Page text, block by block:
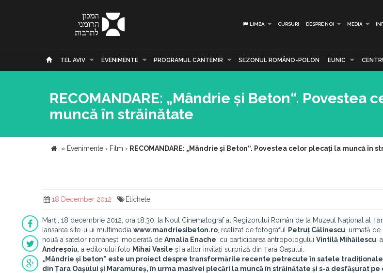
LIMBA CURSURI DESPRE NOI MEDIA
TEL AVIV EVENIMENTE PROGRAMUL CANTEMIR SEZONUL ROMÂNO-POLON EUNIC
RECOMANDARE: „Mândrie și Beton“. Povestea
muncă în străinătate
» Evenimente › Film › RECOMANDARE: „Mândrie și Beton“. Povestea celor plecați la muncă în
18 December 2012 Etichete
Marți, 18 decembrie 2012, ora 18.30, la Noul Cinematograf al Regizorului Român de la Muzeul Național al
lansarea site-ului multimedia www.mandriesibeton.ro , realizat de fotograful Petruț Călinescu , urmată
nouă a satelor românești moderată de Amalia Enache , cu participarea antropologului Vintilă Mihăilescu ,
Andreșoiu , a editorului foto Mihai Vasile și a altor invitați surpriză din Țara Oașului.
„Mândrie și beton” este un proiect despre transformările recente petrecute în satele
din Țara Oașului și Maramureș, în urma masivei plecări la muncă în străinătate și s-a desfășurat